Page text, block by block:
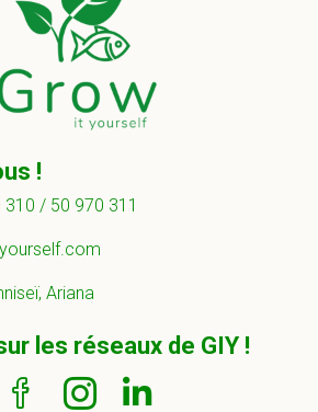
!
310 / 50 970 311
Ariana
les réseaux de GIY !